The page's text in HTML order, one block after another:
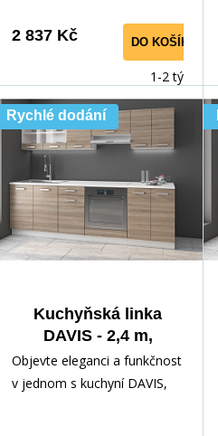
2 837 Kč DO KOŠÍKU
1-2 týdny
Rychlé dodání
Kuchyňská linka
DAVIS - 2,4 m,
Bílá/Dub Sonoma
Trufla
Objevte eleganci a funkčnost
v jednom s kuchyní DAVIS,